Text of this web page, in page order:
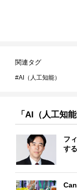
関連タグ
AI（人工知能）
「AI（人工知
フ
す